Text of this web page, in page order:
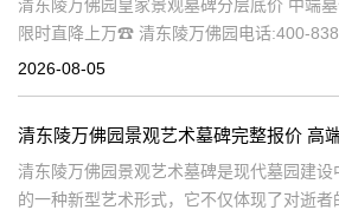
清东陵万佛园皇家景观墓碑分层底价 中端
限时直降上万☎ 清东陵万佛园电话:400-
5063清东陵万佛园，作为中国历史上著名的
2026-08-05
清东陵万佛园景观艺术墓碑是现代墓园建设
的一种新型艺术形式，它不仅体现了对逝者